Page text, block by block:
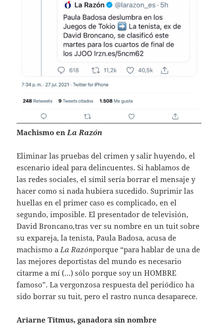
Machismo en La Razón
Eliminar las pruebas del crimen y salir huyendo, el
escenario ideal para delincuentes. Si hablamos de
las redes sociales, el símil sería borrar el mensaje y
hacer como si nada hubiera sucedido. Suprimir las
huellas en el primer caso es complicado, en el
segundo, imposible. El presentador de televisión,
David Broncano,tras ver su nombre en un tuit sobre
su expareja, la tenista, Paula Badosa, acusa de
machismo a La Razónporque “para hablar de una de
las mejores deportistas del mundo es necesario
citarme a mí (…) sólo porque soy un HOMBRE
famoso”. La vergonzosa respuesta del periódico ha
sido borrar su tuit, pero el rastro nunca desaparece.
Ariarne Titmus, ganadora sin nombre